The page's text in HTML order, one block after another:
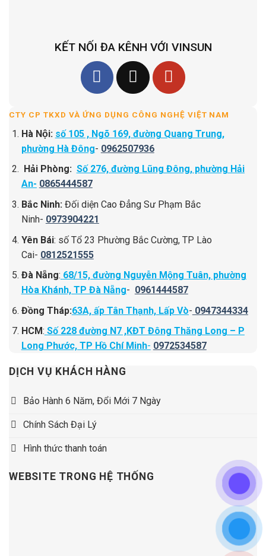
KẾT NỐI ĐA KÊNH VỚI VINSUN
CTY CP TKXD VÀ ỨNG DỤNG CÔNG NGHỆ VIỆT NAM
Hà Nội: số 105 , Ngõ 169, đường Quang Trung,
phường Hà Đông- 0962507936
Hải Phòng: Số 276, đường Lũng Đông, phường Hải
An- 0865444587
Bắc Ninh: Đối diện Cao Đẳng Sư Phạm Bắc
Ninh- 0973904221
Yên Bái: số Tổ 23 Phường Bắc Cường, TP Lào
Cai- 0812521555
Đà Nẵng: 68/15, đường Nguyễn Mộng Tuân, phường
Hòa Khánh, TP Đà Nẵng- 0961444587
Đồng Tháp:63A, ấp Tân Thạnh, Lấp Vò- 0947344334
HCM: Số 228 đường N7 ,KĐT Đông Thăng Long – P
Long Phước, TP Hồ Chí Minh- 0972534587
DỊCH VỤ KHÁCH HÀNG
Bảo Hành 6 Năm, Đổi Mới 7 Ngày
Chính Sách Đại Lý
Hình thức thanh toán
WEBSITE TRONG HỆ THỐNG